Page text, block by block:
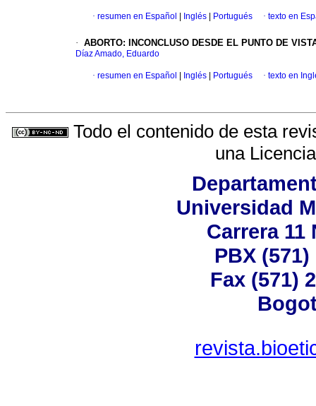
· resumen en Español Inglés Portugués · texto en
· ABORTO: INCONCLUSO DESDE EL PUNTO DE
Díaz Amado, Eduardo
· resumen en Español Inglés Portugués · texto en
Todo el contenido de esta
una
Universidad
Carrera 11
PBX
Fax (571)